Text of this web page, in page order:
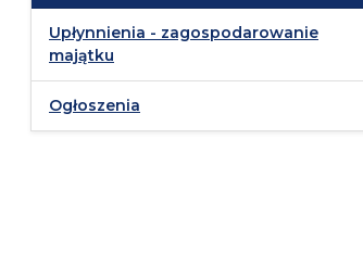
Upłynnienia - zagospodarowanie
majątku
Ogłoszenia